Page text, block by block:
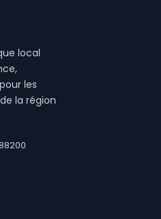
local
les
la région